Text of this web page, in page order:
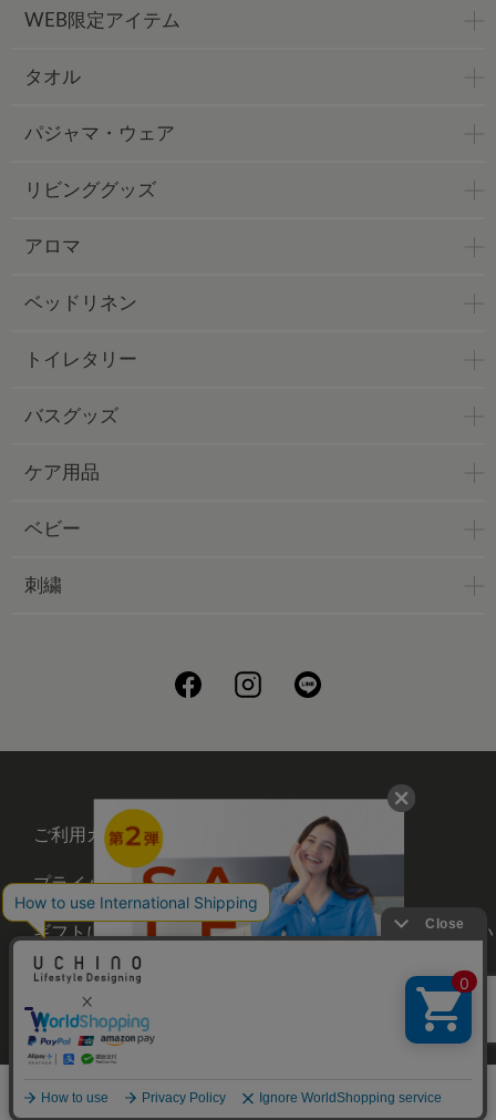
メニュー カート
WEB限定アイテム
タオル
パジャマ・ウェア
リビンググッズ
アロマ
ベッドリネン
トイレタリー
バスグッズ
ケア用品
ベビー
刺繍
ご利用ガイド 会社概要
プライバシーポリシー 刺繍について
ギフトについて
UCHINOメンバーズについ